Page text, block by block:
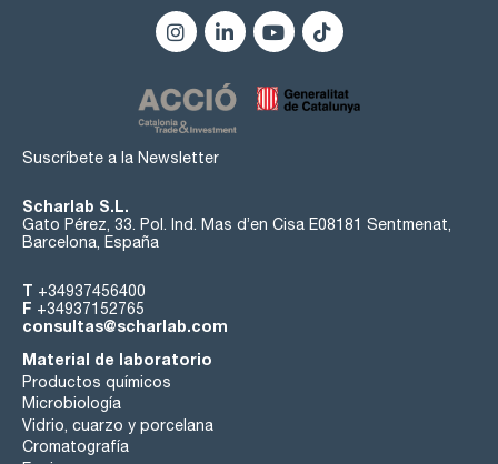
Suscríbete a la Newsletter
Scharlab S.L.
Gato Pérez, 33. Pol. Ind. Mas d’en Cisa E08181 Sentmenat,
Barcelona, España
T +34937456400
F +34937152765
consultas@scharlab.com
Material de laboratorio
Productos químicos
Microbiología
Vidrio, cuarzo y porcelana
Cromatografía